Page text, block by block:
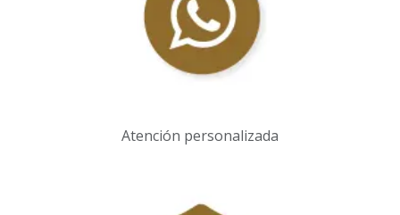
Atención personalizada